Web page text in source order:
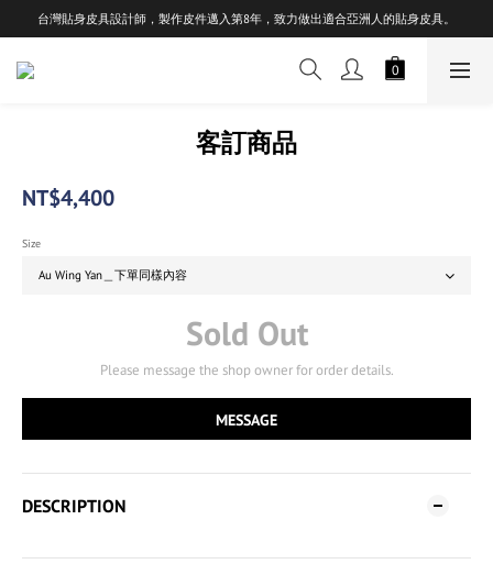
台灣貼身皮具設計師，製作皮件邁入第8年，致力做出適合亞洲人的貼身皮具。
客訂商品
NT$4,400
Size
Sold Out
Please message the shop owner for order details.
MESSAGE
DESCRIPTION